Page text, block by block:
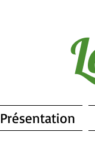
Présentation